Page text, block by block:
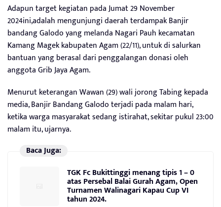
Adapun target kegiatan pada Jumat 29 November
2024ini,adalah mengunjungi daerah terdampak Banjir
bandang Galodo yang melanda Nagari Pauh kecamatan
Kamang Magek kabupaten Agam (22/11), untuk di salurkan
bantuan yang berasal dari penggalangan donasi oleh
anggota Grib Jaya Agam.
Menurut keterangan Wawan (29) wali jorong Tabing kepada
media, Banjir Bandang Galodo terjadi pada malam hari,
ketika warga masyarakat sedang istirahat, sekitar pukul 23:00
malam itu, ujarnya.
Baca Juga:
TGK Fc Bukittinggi menang tipis 1 – 0
atas Persebal Balai Gurah Agam, Open
Turnamen Walinagari Kapau Cup VI
tahun 2024.